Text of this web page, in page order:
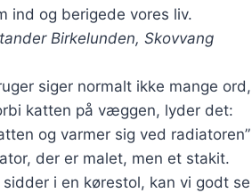
ind og berigede vores liv.
Birkelunden, Skovvang
siger normalt ikke mange ord,
katten på væggen, lyder det:
og varmer sig ved radiatoren”
der er malet, men et stakit.
i en kørestol, kan vi godt se